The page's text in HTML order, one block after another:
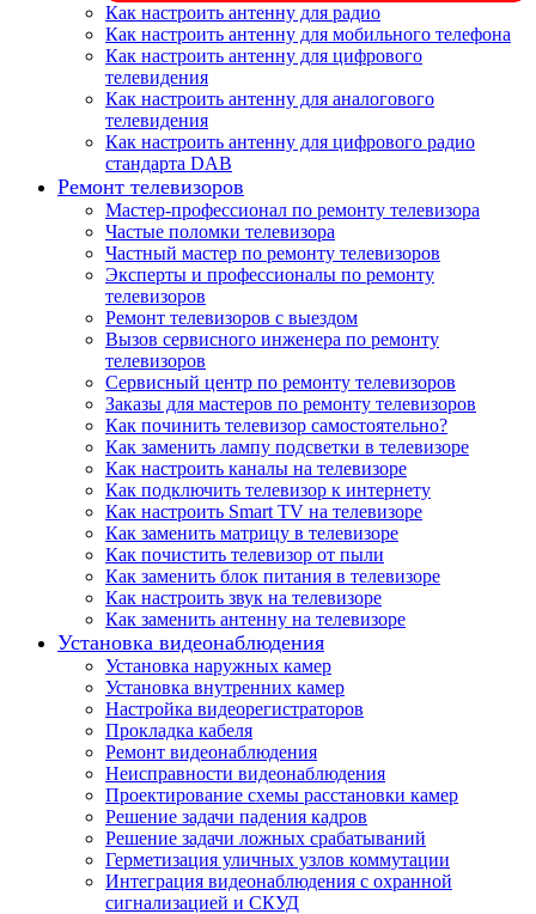
Как настроить антенну для радио
Как настроить антенну для мобильного телефона
Как настроить антенну для цифрового
телевидения
Как настроить антенну для аналогового
телевидения
Как настроить антенну для цифрового радио
стандарта DAB
Ремонт телевизоров
Мастер-профессионал по ремонту телевизора
Частые поломки телевизора
Частный мастер по ремонту телевизоров
Эксперты и профессионалы по ремонту
телевизоров
Ремонт телевизоров с выездом
Вызов сервисного инженера по ремонту
телевизоров
Сервисный центр по ремонту телевизоров
Заказы для мастеров по ремонту телевизоров
Как починить телевизор самостоятельно?
Как заменить лампу подсветки в телевизоре
Как настроить каналы на телевизоре
Как подключить телевизор к интернету
Как настроить Smart TV на телевизоре
Как заменить матрицу в телевизоре
Как почистить телевизор от пыли
Как заменить блок питания в телевизоре
Как настроить звук на телевизоре
Как заменить антенну на телевизоре
Установка видеонаблюдения
Установка наружных камер
Установка внутренних камер
Настройка видеорегистраторов
Прокладка кабеля
Ремонт видеонаблюдения
Неисправности видеонаблюдения
Проектирование схемы расстановки камер
Решение задачи падения кадров
Решение задачи ложных срабатываний
Герметизация уличных узлов коммутации
Интеграция видеонаблюдения с охранной
сигнализацией и СКУД